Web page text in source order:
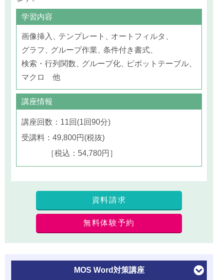
学習内容
画像挿入 テンプレート
オートフィルタ
グラフ
グループ作業
条件付き書式
検索・行列関数
グループ化
ピボットテーブル
マクロ 他
講座情報
講座回数：11回(1回90分)
受講料：49,800円(税抜)
［税込：54,780円］
資料請求
無料体験予約
MOS Word対策講座